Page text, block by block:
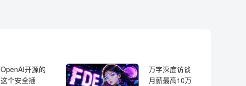
OpenAI开源的
这个安全插
万字深度访谈
月薪最高10万